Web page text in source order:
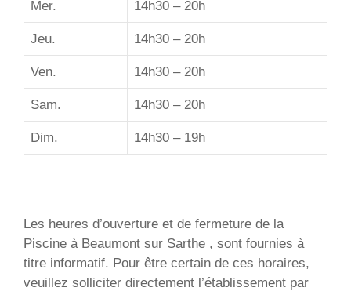
Mer. 14h30 – 20h
Jeu. 14h30 – 20h
Ven. 14h30 – 20h
Sam. 14h30 – 20h
Dim. 14h30 – 19h
Les heures d’ouverture et de fermeture de la
Piscine à Beaumont sur Sarthe , sont fournies à
titre informatif. Pour être certain de ces horaires,
veuillez solliciter directement l’établissement par